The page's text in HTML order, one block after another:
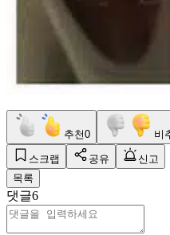
추천0 비
스크랩 공유
신고
목록
댓글6